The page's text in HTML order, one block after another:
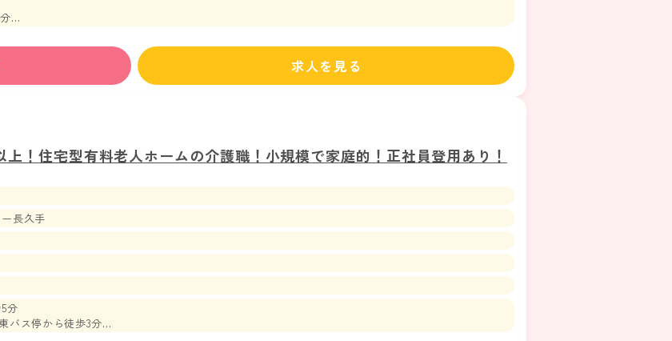
求人を見る
！住宅型有料老人ホームの介護職！小規模で家庭的！正社員登用あり！
長久手
分
バス停から徒歩3分